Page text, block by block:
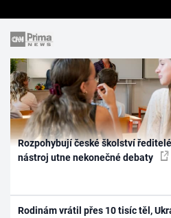
Rozpohybují české školství
nástroj utne nekonečné debaty
Rodinám vrátil přes 10 tisíc těl,